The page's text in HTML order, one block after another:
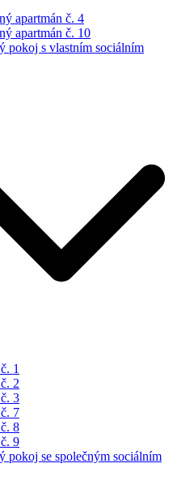
apartmán č. 4
apartmán č. 10
pokoj s vlastním sociálním
1
2
3
7
8
9
pokoj se společným sociálním